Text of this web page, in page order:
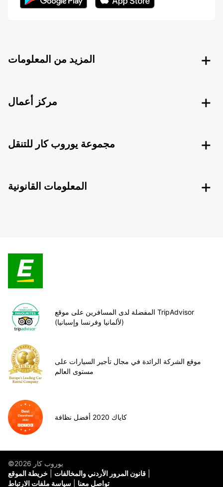
المزيد من المعلومات
مركز أعمال
مجموعة يوروب كار للتنقل
المعلومات القانونية
المفضلة لدى المسافرين على موقع TripAdvisor
(لألمانيا وفرنسا وإسبانيا)
موقع الشركة الرائدة في مجال تأجير السيارات على
مستوى العالم
كاياك 2020 أفضل نظافة
©يوروب كار 2026
خريطة الموقع
قانون المرور الأردني والمخالفات
سياسة ملفات الارتباط
تواصل معنا